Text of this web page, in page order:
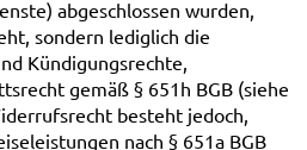
abgeschlossen wurden,
sondern lediglich die
Kündigungsrechte,
gemäß § 651h BGB (siehe
besteht jedoch,
nach § 651a BGB